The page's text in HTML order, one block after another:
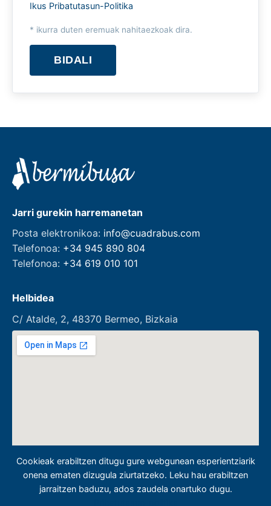
Ikus Pribatutasun-Politika
* ikurra duten eremuak nahitaezkoak dira.
BIDALI
Jarri gurekin harremanetan
Posta elektronikoa: info@cuadrabus.com
Telefonoa: +34 945 890 804
Telefonoa: +34 619 010 101
Helbidea
C/ Atalde, 2, 48370 Bermeo, Bizkaia
Cookieak erabiltzen ditugu gure webgunean esperientziarik
onena ematen dizugula ziurtatzeko. Leku hau erabiltzen
jarraitzen baduzu, ados zaudela onartuko dugu.